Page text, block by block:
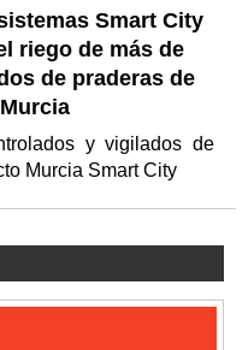
Smart City
riego de más de
de praderas de
y vigilados de
Murcia Smart City